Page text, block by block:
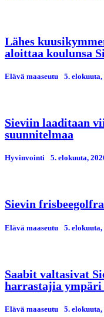
Lähes
aloittaa koulunsa
Elävä maaseutu 5. elokuuta,
Sieviin laaditaan
suunnitelmaa
Hyvinvointi 5. elokuuta,
Sievin
Elävä maaseutu 5. elokuuta,
Saabit valtasivat
harrastajia ympäri
Elävä maaseutu 5. elokuuta,